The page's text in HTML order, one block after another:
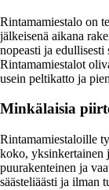
Rintamamiestalo on
jälkeisenä aikana
nopeasti ja edullisesti
Rintamamiestalot
usein peltikatto ja
Minkälaisia
Rintamamiestaloille
koko, yksinkertainen
puurakenteinen ja
säästeliäästi ja ilman